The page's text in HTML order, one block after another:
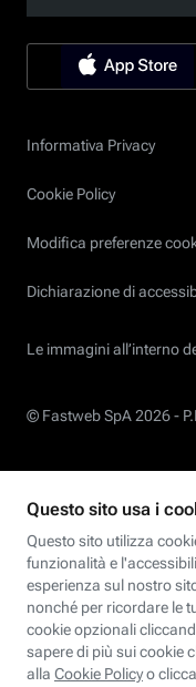
Informativa Privacy
Cookie Policy
Modifica preferenze
Dichiarazione di
Le immagini all’interno
© Fastweb SpA 2026 -